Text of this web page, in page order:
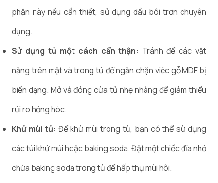
phận này nếu cần thiết, sử dụng dầu bôi trơn chuyên
dụng.
Sử dụng tủ một cách cẩn thận: Tránh để các vật
nặng trên mặt và trong tủ để ngăn chặn việc gỗ MDF bị
biến dạng. Mở và đóng cửa tủ nhẹ nhàng để giảm thiểu
rủi ro hỏng hóc.
Khử mùi tủ: Để khử mùi trong tủ, bạn có thể sử dụng
các túi khử mùi hoặc baking soda. Đặt một chiếc đĩa nhỏ
chứa baking soda trong tủ để hấp thụ mùi hôi.